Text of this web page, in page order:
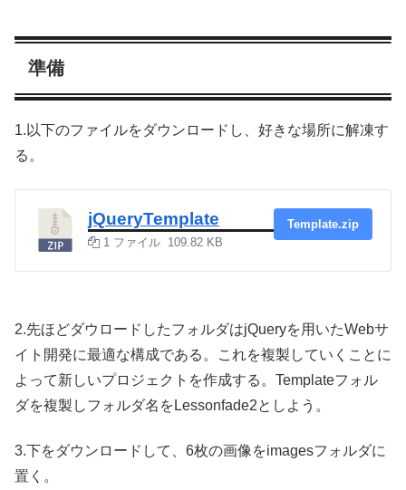
準備
1.以下のファイルをダウンロードし、好きな場所に解凍す
る。
jQueryTemplate
1 ファイル 109.82 KB
Template.zip
2.先ほどダウロードしたフォルダはjQueryを用いたWebサ
イト開発に最適な構成である。これを複製していくことに
よって新しいプロジェクトを作成する。Templateフォル
ダを複製しフォルダ名をLessonfade2としよう。
3.下をダウンロードして、6枚の画像をimagesフォルダに
置く。